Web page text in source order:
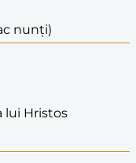
nunți)
lui Hristos